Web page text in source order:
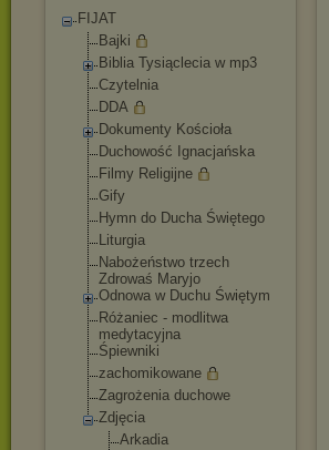
FIJAT
Bajki
Biblia Tysiąclecia w mp3
Czytelnia
DDA
Dokumenty Kościoła
Duchowość Ignacjańska
Filmy Religijne
Gify
Hymn do Ducha Świętego
Liturgia
Nabożeństwo trzech
Zdrowaś Maryjo
Odnowa w Duchu Świętym
Różaniec - modlitwa
medytacyjna
Śpiewniki
zachomikowane
Zagrożenia duchowe
Zdjęcia
Arkadia